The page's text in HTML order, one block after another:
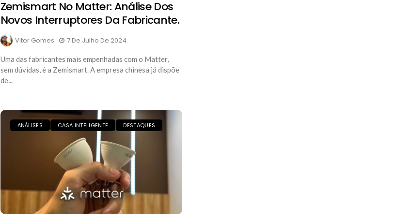
Zemismart No Matter: Análise Dos
Novos Interruptores Da Fabricante.
Vitor Gomes 7 De Julho De 2024
Uma das fabricantes mais empenhadas com o Matter,
sem dúvidas, é a Zemismart. A empresa chinesa já dispõe
de...
ANÁLISES CASA INTELIGENTE DESTAQUES